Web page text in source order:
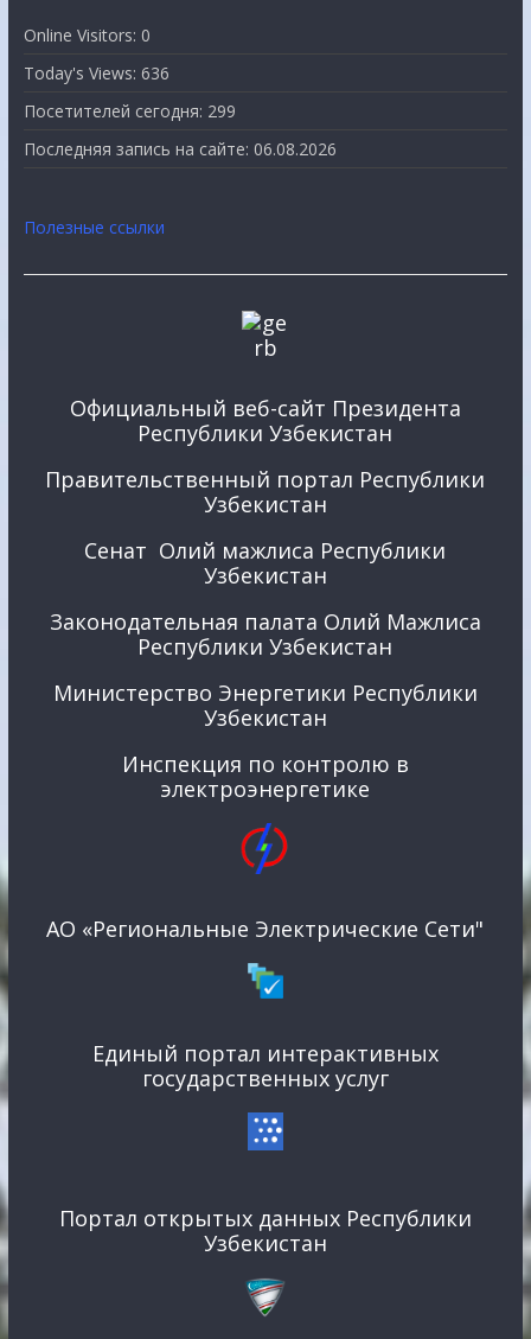
Online Visitors: 0
Today's Views: 636
Посетителей сегодня: 299
Последняя запись на сайте: 06.08.2026
Полезные ссылки
Официальный веб-сайт Президента
Республики Узбекистан
Правительственный портал Республики
Узбекистан
Сенат Олий мажлиса Республики
Узбекистан
Законодательная палата Олий Мажлиса
Республики Узбекистан
Министерство Энергетики Республики
Узбекистан
Инспекция по контролю в
электроэнергетике
АО «Региональные Электрические Сети"
Единый портал интерактивных
государственных услуг
Портал открытых данных Республики
Узбекистан